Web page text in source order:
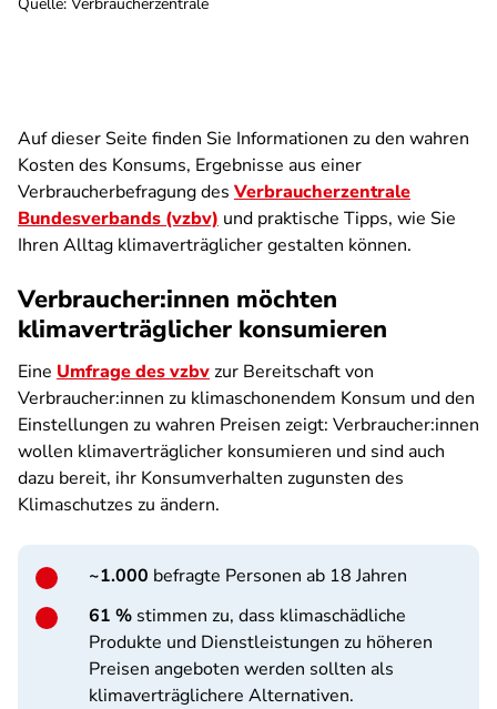
Auf dieser Seite finden Sie Informationen zu den wahren
Kosten des Konsums, Ergebnisse aus einer
Verbraucherbefragung des Verbraucherzentrale
Bundesverbands (vzbv) und praktische Tipps, wie Sie
Ihren Alltag klimaverträglicher gestalten können.
Verbraucher:innen möchten
klimaverträglicher konsumieren
Eine Umfrage des vzbvzur Bereitschaft von
Verbraucher:innen zu klimaschonendem Konsum und den
Einstellungen zu wahren Preisen zeigt: Verbraucher:innen
wollen klimaverträglicher konsumieren und sind auch
dazu bereit, ihr Konsumverhalten zugunsten des
Klimaschutzes zu ändern.
~1.000 befragte Personen ab 18 Jahren
61 % stimmen zu, dass klimaschädliche
Produkte und Dienstleistungen zu höheren
Preisen angeboten werden sollten als
klimaverträglichere Alternativen.